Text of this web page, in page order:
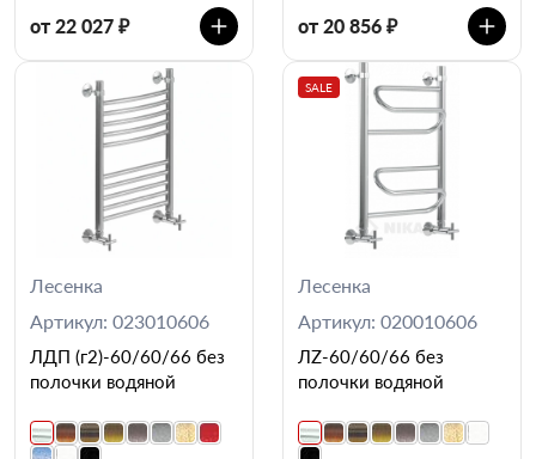
от 22 027 ₽ от 20 856 ₽
Лесенка
Артикул: 023010606
ЛДП (г2)-60/60/66 без
полочки водяной
SALE
Лесенка
Артикул: 020010606
ЛZ-60/60/66 без
полочки водяной